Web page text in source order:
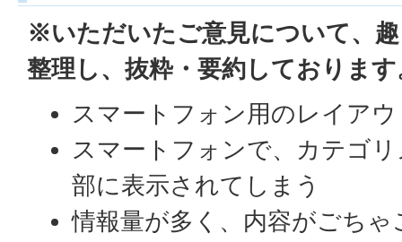
※いただいたご意見について、
整理し、抜粋・要約しております
スマートフォン用のレイア
スマートフォンで、カテゴ
部に表示されてしまう
情報量が多く、内容がごち